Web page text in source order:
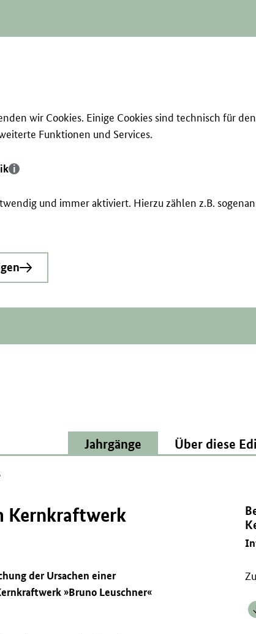
wir Cookies. Einige Cookies sind technisch für
Funktionen und Services.
und immer aktiviert. Hierzu zählen z.B.
Jahrgänge Über diese
Kernkraftwerk
der Ursachen einer
»Bruno Leuschner«